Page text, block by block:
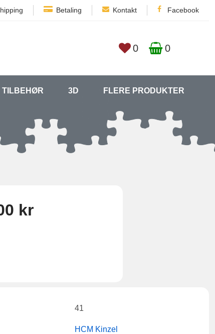
Betaling Kontakt Facebook
0 0
TILBEHØR 3D FLERE PRODUKTER
kr
41
HCM Kinzel